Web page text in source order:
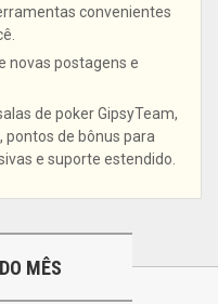
convenientes
novas postagens e
de poker GipsyTeam,
pontos de bônus para
e suporte estendido.
MÊS